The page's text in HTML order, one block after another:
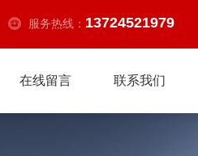
服务热线： 13724521979
在线留言 联系我们